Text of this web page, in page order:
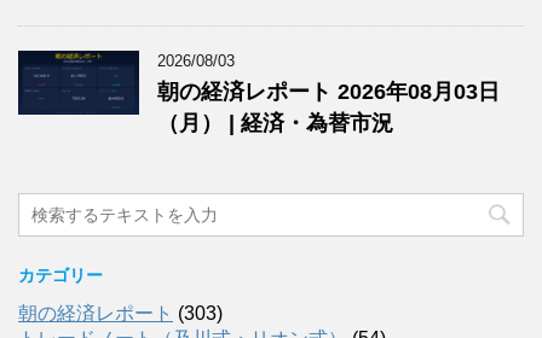
2026/08/03
朝の経済レポート 2026年08月03日
（月） | 経済・為替市況
カテゴリー
朝の経済レポート (303)